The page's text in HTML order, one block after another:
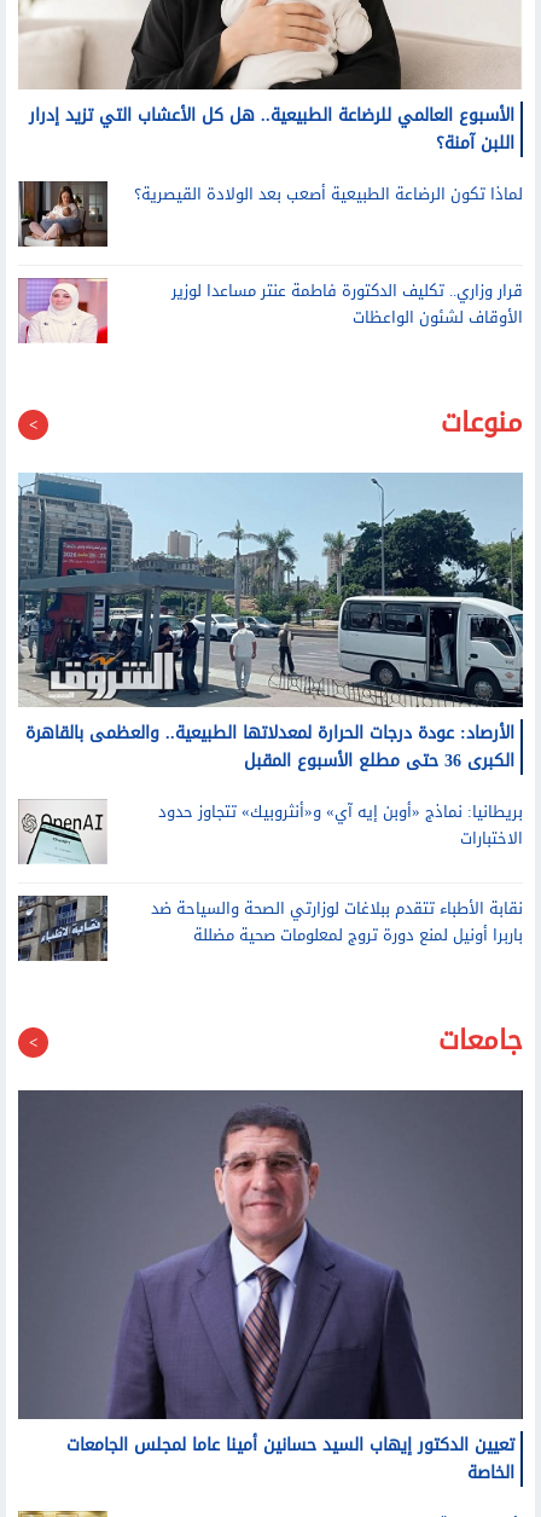
الأسبوع العالمي للرضاعة الطبيعية.. هل كل الأعشاب التي تزيد إدرار
اللبن آمنة؟
لماذا تكون الرضاعة الطبيعية أصعب بعد الولادة القيصرية؟
قرار وزاري.. تكليف الدكتورة فاطمة عنتر مساعدا لوزير
الأوقاف لشئون الواعظات
منوعات
الأرصاد: عودة درجات الحرارة لمعدلاتها الطبيعية.. والعظمى بالقاهرة
الكبرى 36 حتى مطلع الأسبوع المقبل
بريطانيا: نماذج «أوبن إيه آي» و«أنثروبيك» تتجاوز حدود
الاختبارات
نقابة الأطباء تتقدم ببلاغات لوزارتي الصحة والسياحة ضد
باربرا أونيل لمنع دورة تروج لمعلومات صحية مضللة
جامعات
تعيين الدكتور إيهاب السيد حسانين أمينا عاما لمجلس الجامعات
الخاصة